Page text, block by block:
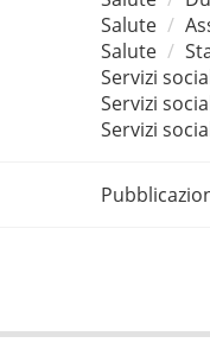
Salute
Salute
Servizi
Servizi
Servizi